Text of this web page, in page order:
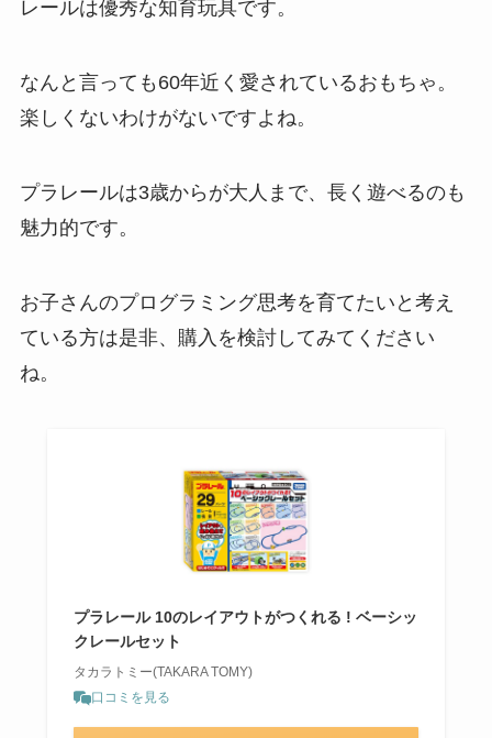
レールは優秀な知育玩具です。
なんと言っても60年近く愛されているおもちゃ。
楽しくないわけがないですよね。
プラレールは3歳からが大人まで、長く遊べるのも
魅力的です。
お子さんのプログラミング思考を育てたいと考え
ている方は是非、購入を検討してみてください
ね。
プラレール 10のレイアウトがつくれる ! ベーシッ
クレールセット
タカラトミー(TAKARA TOMY)
口コミを見る